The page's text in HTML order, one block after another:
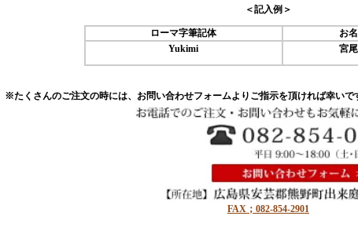
＜記入例＞
ローマ字筆記体
お
Yukimi
宮
※たくさんのご注文の時には、お問い合わせフォームよりご指示を頂ければ幸いで
FAX；082-854-2901